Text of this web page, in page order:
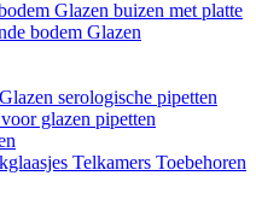
Glazen buizen met platte
bodem Glazen
Glazen serologische pipetten
glazen pipetten
Telkamers Toebehoren